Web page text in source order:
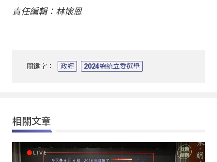
責任編輯：林懷恩
關鍵字： 政經 2024總統立委選舉
相關文章